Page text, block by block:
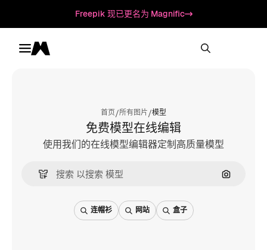
Freepik 现已更名为 Magnific
Toggle menu
Magnific
首页/所有图片/模型
免费模型在线编辑
使用我们的在线模型编辑器定制高质量模型
通过图片
连帽衫 网站 盒子